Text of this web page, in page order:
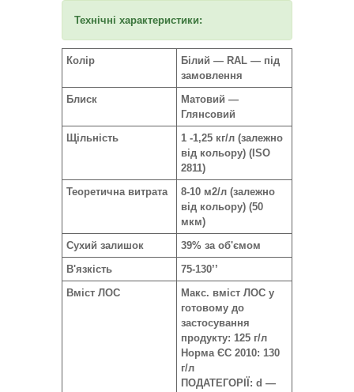
Технічні характеристики:
Колір
Білий — RAL — під
замовлення
Блиск
Матовий —
Глянсовий
Щільність
1 -1,25 кг/л (залежно
від кольору) (ISO
2811)
Теоретична витрата
8-10 м2/л (залежно
від кольору) (50
мкм)
Сухий залишок
39% за об'ємом
В'язкість
75-130’’
Вміст ЛОС
Макс. вміст ЛОС у
готовому до
застосування
продукту: 125 г/л
Норма ЄС 2010: 130
г/л
ПОДАТЕГОРІЇ: d —